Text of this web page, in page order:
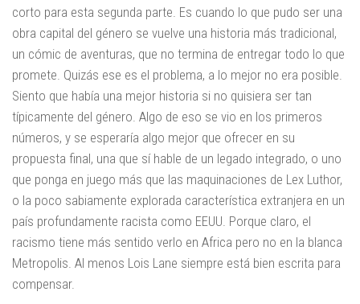
corto para esta segunda parte. Es cuando lo que pudo ser una
obra capital del género se vuelve una historia más tradicional,
un cómic de aventuras, que no termina de entregar todo lo que
promete. Quizás ese es el problema, a lo mejor no era posible.
Siento que había una mejor historia si no quisiera ser tan
típicamente del género. Algo de eso se vio en los primeros
números, y se esperaría algo mejor que ofrecer en su
propuesta final, una que sí hable de un legado integrado, o uno
que ponga en juego más que las maquinaciones de Lex Luthor,
o la poco sabiamente explorada característica extranjera en un
país profundamente racista como EEUU. Porque claro, el
racismo tiene más sentido verlo en Africa pero no en la blanca
Metropolis. Al menos Lois Lane siempre está bien escrita para
compensar.